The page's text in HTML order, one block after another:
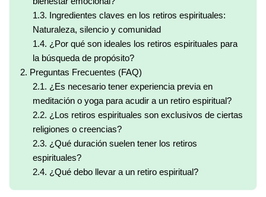
1.3. Ingredientes claves en los retiros espirituales:
Naturaleza, silencio y comunidad
1.4. ¿Por qué son ideales los retiros espirituales para
la búsqueda de propósito?
2. Preguntas Frecuentes (FAQ)
2.1. ¿Es necesario tener experiencia previa en
meditación o yoga para acudir a un retiro espiritual?
2.2. ¿Los retiros espirituales son exclusivos de ciertas
religiones o creencias?
2.3. ¿Qué duración suelen tener los retiros
espirituales?
2.4. ¿Qué debo llevar a un retiro espiritual?